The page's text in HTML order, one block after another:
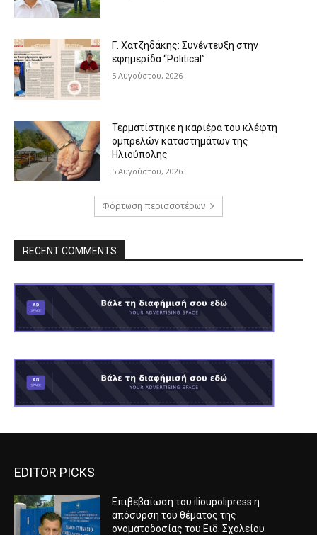
Γ. Χατζηδάκης: Συνέντευξη στην
εφημερίδα “Political”
5 Αυγούστου, 2026
Τερματίστηκε η καριέρα του κλέφτη
ομπρελών καταστημάτων της
Ηλιούπολης
5 Αυγούστου, 2026
Φόρτωση περισσοτέρων
RECENT COMMENTS
EDITOR PICKS
Επιβεβαίωση του ilioupolipress η
απόσυρση του θέματος της
ονοματοδοσίας του Ειδ. Σχολείου